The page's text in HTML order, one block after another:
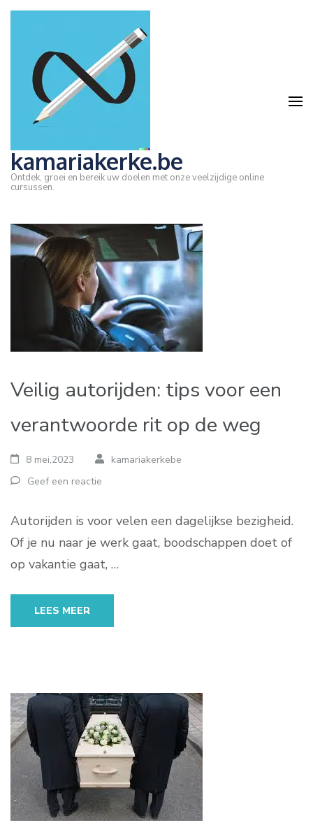
Ga
Enter)
kamariakerke.be
Ontdek, groei en bereik uw doelen met onze veelzijdige online
cursussen.
Veilig autorijden: tips voor een
verantwoorde rit op de weg
8 mei,2023
kamariakerkebe
Geef een reactie
Autorijden is voor velen een dagelijkse bezigheid.
Of je nu naar je werk gaat, boodschappen doet of
op vakantie gaat, …
LEES MEER